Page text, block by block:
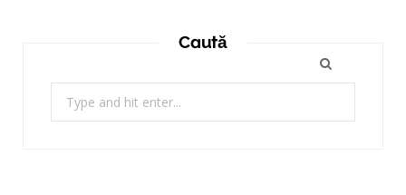
Caută
for: